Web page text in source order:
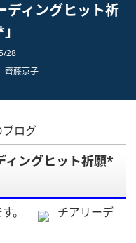
ディングヒット祈
28
-齊藤京子
ログ
ィングヒット祈願*
。
チアリーデ